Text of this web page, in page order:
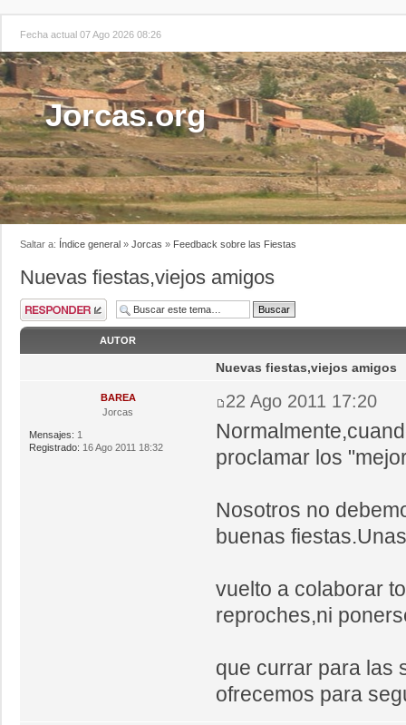
Fecha actual 07 Ago 2026 08:26
Jorcas.org
Saltar a: Índice general » Jorcas » Feedback sobre las Fiestas
Nuevas fiestas,viejos amigos
AUTOR
BAREA
Jorcas
Mensajes: 1
Registrado: 16 Ago 2011 18:32
Nuevas fiestas,viejos amigos
22 Ago 2011 17:20
proclamar los
Nosotros no
buenas
vuelto a colaborar
reproches,ni
que currar para las
ofrecemos para